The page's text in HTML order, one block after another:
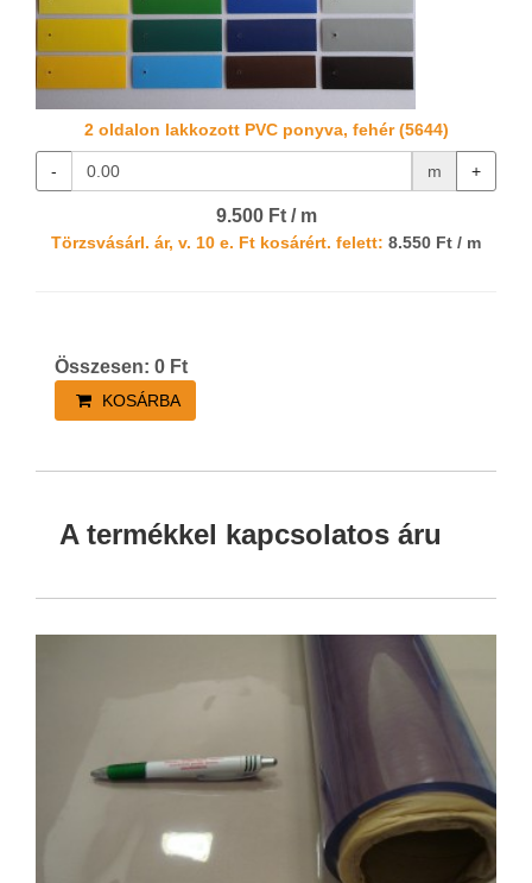
2 oldalon lakkozott PVC ponyva, fehér (5644)
- m +
9.500 Ft / m
Törzsvásárl. ár, v. 10 e. Ft kosárért. felett: 8.550 Ft / m
Összesen: 0 Ft
KOSÁRBA
A termékkel kapcsolatos áru